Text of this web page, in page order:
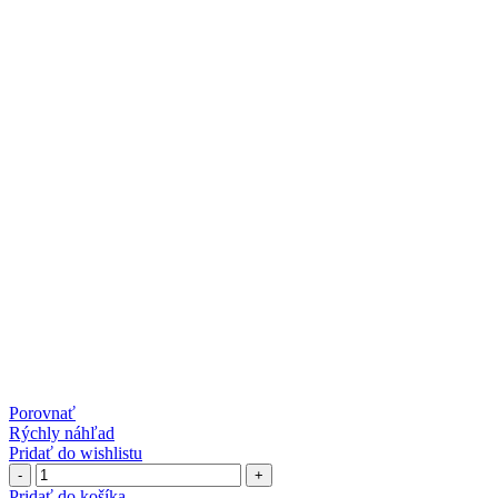
Porovnať
Rýchly náhľad
Pridať do wishlistu
množstvo
SkiErg